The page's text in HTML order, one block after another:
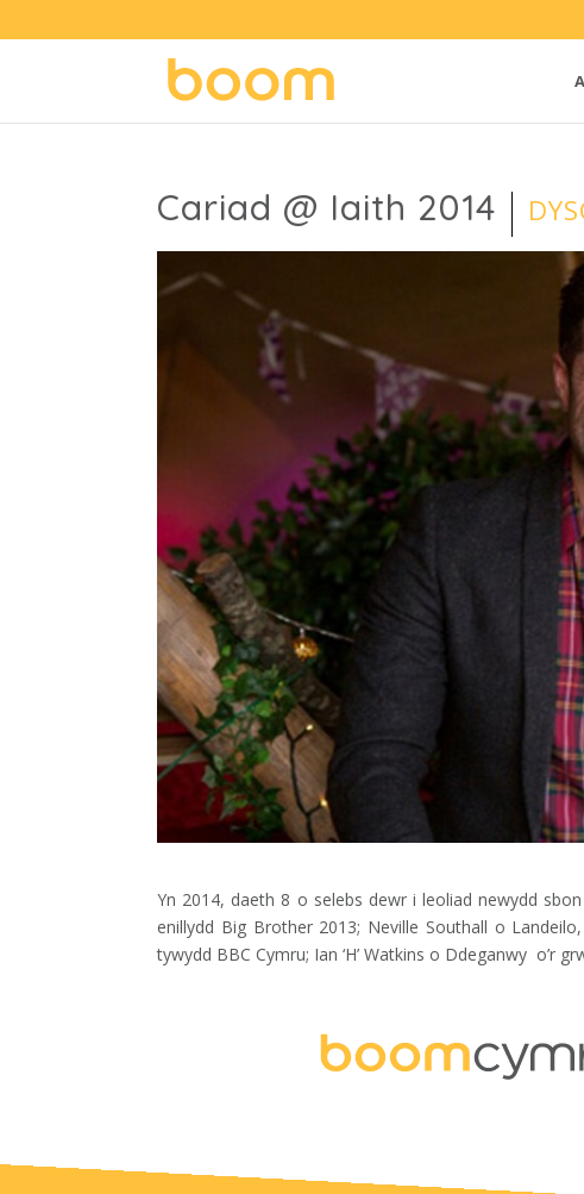
Cariad @ Iaith 2014
Yn 2014, daeth 8 o selebs dewr i leoliad newydd
enillydd Big Brother 2013; Neville Southall o
tywydd BBC Cymru; Ian ‘H’ Watkins o Ddeganwy o’r